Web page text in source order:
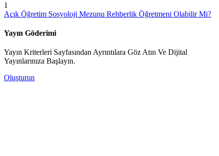
1
Açık Öğretim Sosyoloji Mezunu Rehberlik Öğretmeni Olabilir Mi?
Yayın Göderimi
Yayın Kriterleri Sayfasından Ayrıntılara Göz Atın Ve Dijital
Yayınlarınıza Başlayın.
Oluşturun